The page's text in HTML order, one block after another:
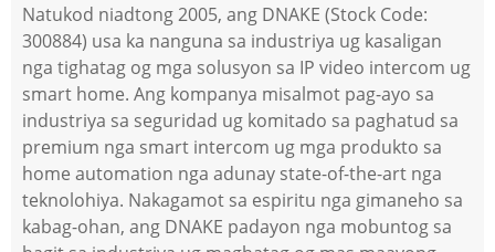
Natukod niadtong 2005, ang DNAKE (Stock Code:
300884) usa ka nanguna sa industriya ug kasaligan
nga tighatag og mga solusyon sa IP video intercom ug
smart home. Ang kompanya misalmot pag-ayo sa
industriya sa seguridad ug komitado sa paghatud sa
premium nga smart intercom ug mga produkto sa
home automation nga adunay state-of-the-art nga
teknolohiya. Nakagamot sa espiritu nga gimaneho sa
kabag-ohan, ang DNAKE padayon nga mobuntog sa